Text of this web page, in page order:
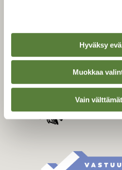
Hyväksy
Muokkaa
Vain